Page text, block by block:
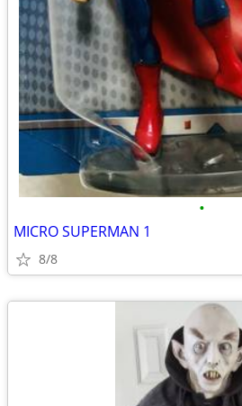
•
MICRO SUPERMAN 1
8/8